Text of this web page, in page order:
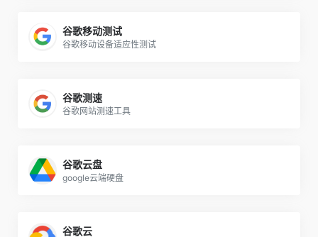
谷歌移动测试
谷歌移动设备适应性测试
谷歌测速
谷歌网站测速工具
谷歌云盘
google云端硬盘
谷歌云